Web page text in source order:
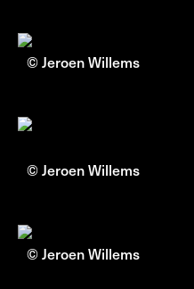
© Jeroen Willems
© Jeroen Willems
© Jeroen Willems